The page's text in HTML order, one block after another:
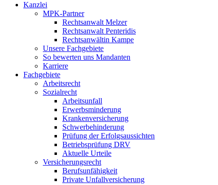
Kanzlei
MPK-Partner
Rechtsanwalt Melzer
Rechtsanwalt Penteridis
Rechtsanwältin Kampe
Unsere Fachgebiete
So bewerten uns Mandanten
Karriere
Fachgebiete
Arbeitsrecht
Sozialrecht
Arbeitsunfall
Erwerbsminderung
Krankenversicherung
Schwerbehinderung
Prüfung der Erfolgsaussichten
Betriebsprüfung DRV
Aktuelle Urteile
Versicherungsrecht
Berufsunfähigkeit
Private Unfallversicherung